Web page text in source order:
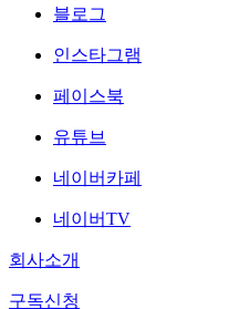
블로그
인스타그램
페이스북
유튜브
네이버카페
네이버TV
회사소개
구독신청